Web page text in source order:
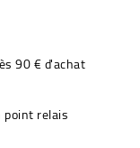
90 € d'achat
point relais